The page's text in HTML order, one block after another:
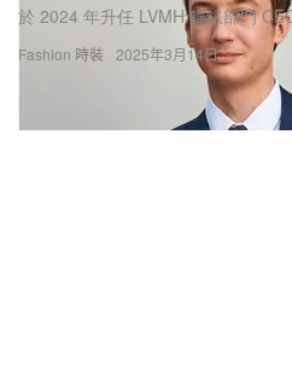
Fashion 時裝
於 2024 年升任 LVMH 鐘錶部門
2025年3月14日